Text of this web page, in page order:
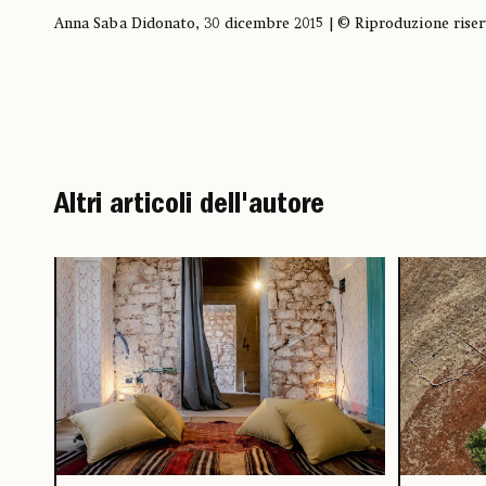
Anna Saba Didonato, 30 dicembre 2015 | © Riproduzione
Altri articoli dell'autore